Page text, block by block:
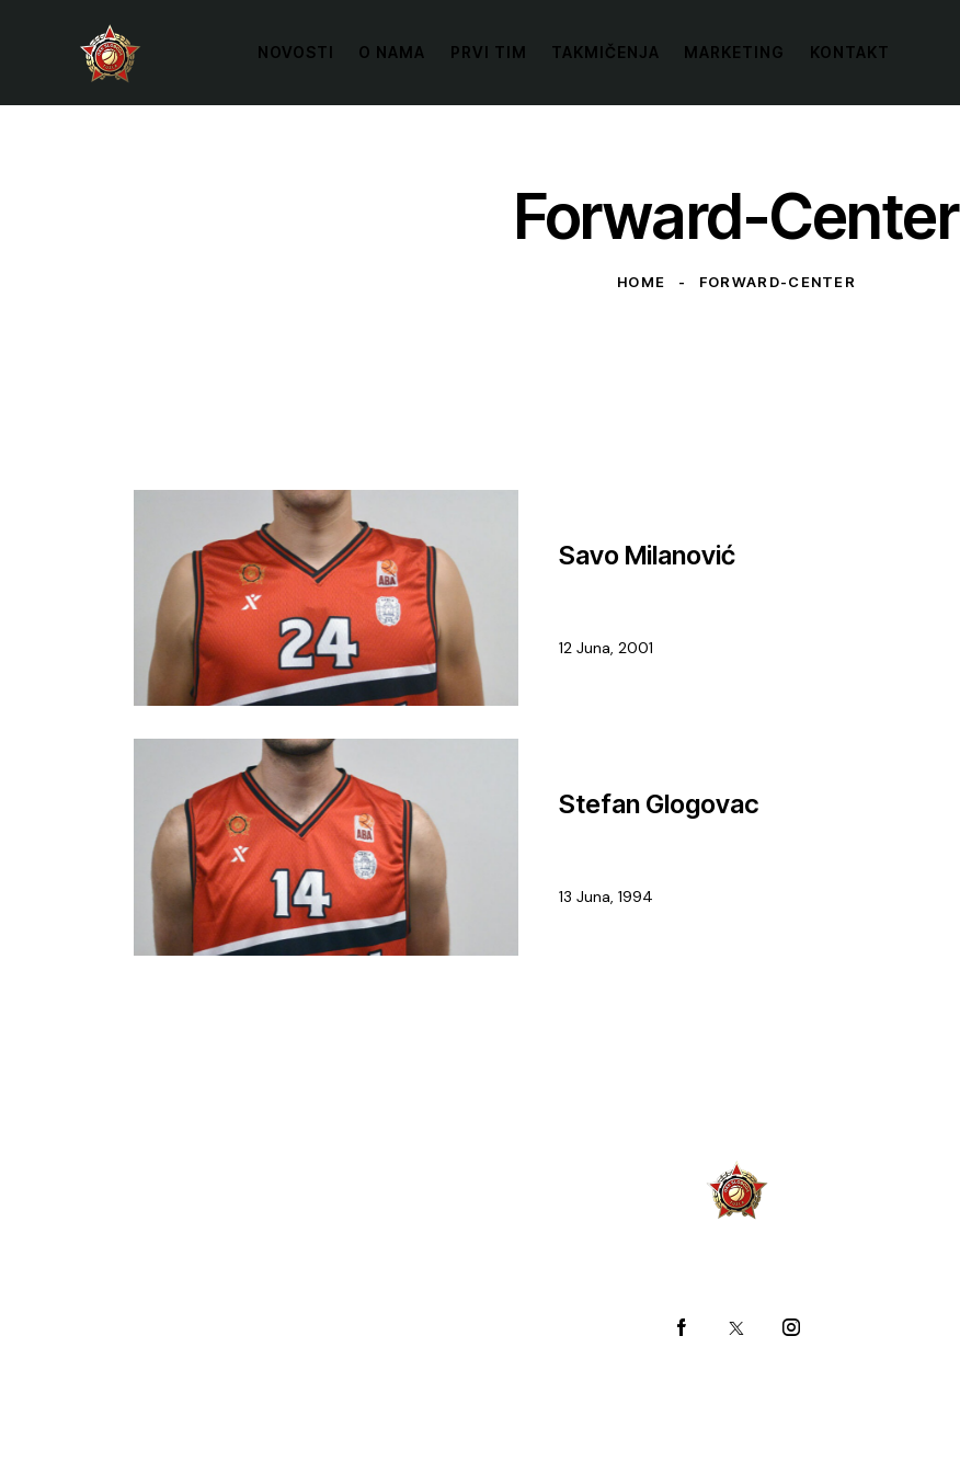
NOVOSTI O NAMA PRVI TIM TAKMIČENJA MARKETING KONTAKT
Forward-Center
HOME FORWARD-CENTER
Savo Milanović
12 Juna, 2001
Stefan Glogovac
13 Juna, 1994